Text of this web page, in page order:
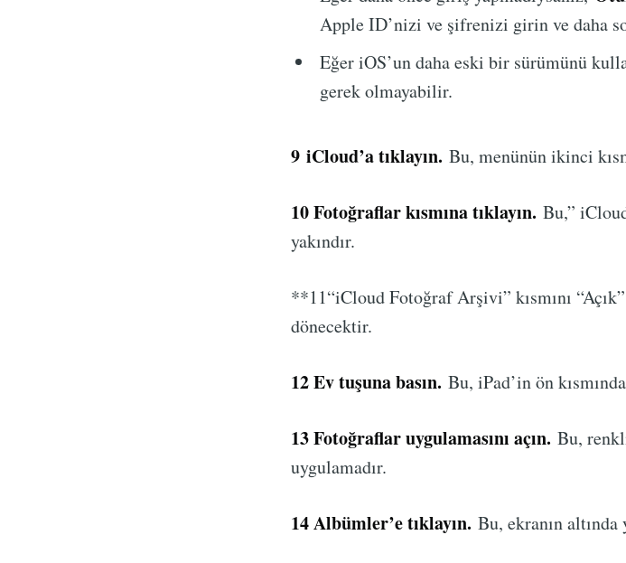
Apple ID’nizi ve şifrenizi girin ve daha
Eğer iOS’un daha eski bir sürümünü
gerek olmayabilir.
9 iCloud’a tıklayın. Bu, menünün ikinci
10 Fotoğraflar kısmına tıklayın. Bu,”
yakındır.
**11“iCloud Fotoğraf Arşivi” kısmını
dönecektir.
12 Ev tuşuna basın. Bu, iPad’in ön
13 Fotoğraflar uygulamasını açın. Bu,
uygulamadır.
14 Albümler’e tıklayın. Bu, ekranın altında